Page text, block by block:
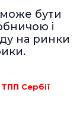
бути
і
на ринки
ТПП Сербії